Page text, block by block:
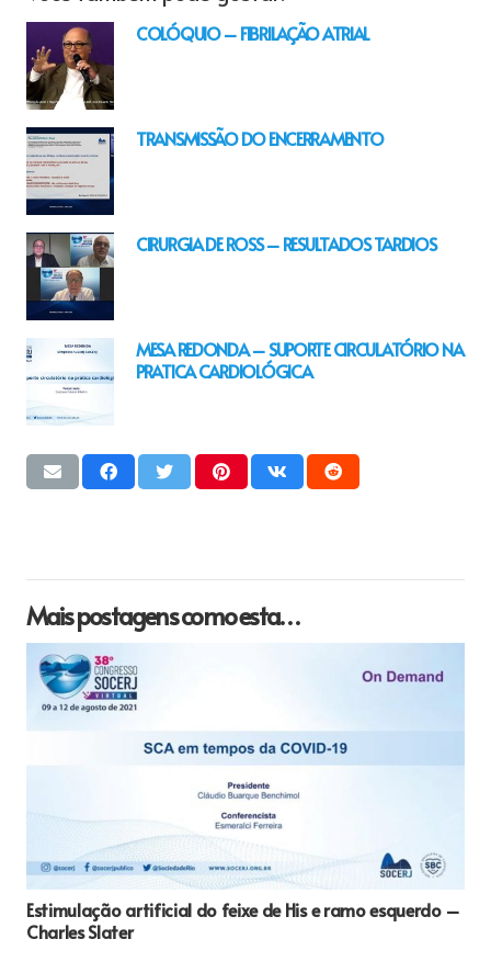
COLÓQUIO – FIBRILAÇÃO ATRIAL
TRANSMISSÃO DO ENCERRAMENTO
CIRURGIA DE ROSS – RESULTADOS TARDIOS
MESA REDONDA – SUPORTE CIRCULATÓRIO NA
PRATICA CARDIOLÓGICA
Mais postagens como esta…
Estimulação artificial do feixe de His e ramo esquerdo –
Charles Slater